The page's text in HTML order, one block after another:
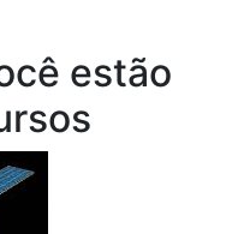
estão